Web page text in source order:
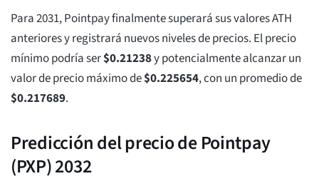
Para 2031, Pointpay finalmente superará sus valores ATH
anteriores y registrará nuevos niveles de precios. El precio
mínimo podría ser$0.21238y potencialmente alcanzar un
valor de precio máximo de$0.225654, con un promedio de
$0.217689.
Predicción del precio de Pointpay
(PXP) 2032